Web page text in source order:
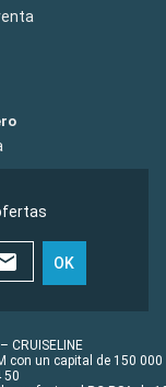
OK
CRUISELINE
con un capital de 150 000
50